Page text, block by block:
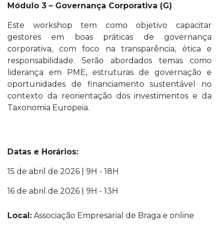
Módulo 3 – Governança Corporativa (G)
Este workshop tem como objetivo capacitar
gestores em boas práticas de governança
corporativa, com foco na transparência, ética e
responsabilidade. Serão abordados temas como
liderança em PME, estruturas de governação e
oportunidades de financiamento sustentável no
contexto da reorientação dos investimentos e da
Taxonomia Europeia.
Datas e Horários:
15 de abril de 2026 | 9H - 18H
16 de abril de 2026 | 9H - 13H
Local: Associação Empresarial de Braga e online